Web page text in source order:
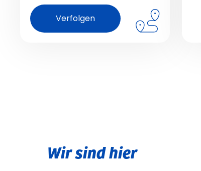
Verfolgen
Wir sind hier